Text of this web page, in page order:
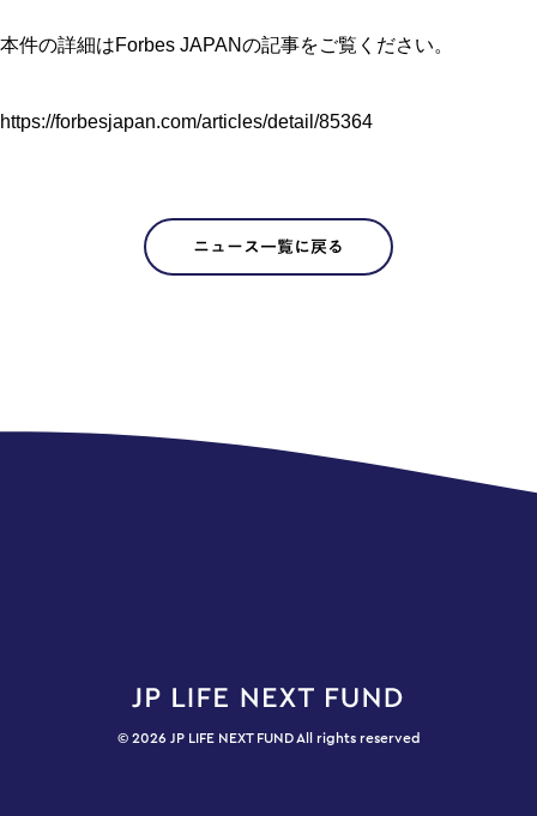
本件の詳細はForbes JAPANの記事をご覧ください。
https://forbesjapan.com/articles/detail/85364
ニュース一覧に戻る
© 2026 JP LIFE NEXT FUND All rights reserved